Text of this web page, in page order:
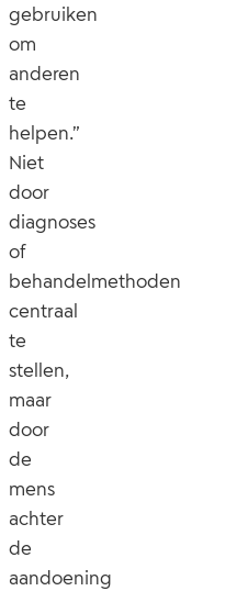
gebruiken
om
anderen
te
helpen.”
Niet
door
diagnoses
of
behandelmethoden
centraal
te
stellen,
maar
door
de
mens
achter
de
aandoening